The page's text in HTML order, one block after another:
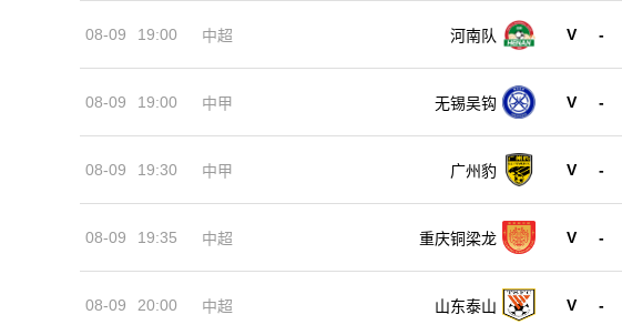
08-09 19:00 中超 河南队 V -
08-09 19:00 中甲 无锡吴钩 V -
08-09 19:30 中甲 广州豹 V -
08-09 19:35 中超 重庆铜梁龙 V -
08-09 20:00 中超 山东泰山 V -